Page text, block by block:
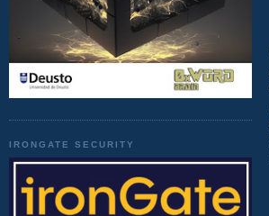
IRONGATE SECURITY